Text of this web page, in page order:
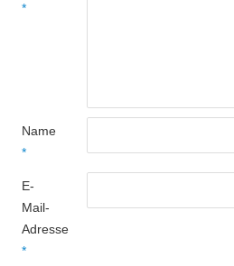
*
Name
*
E-
Mail-
Adresse
*